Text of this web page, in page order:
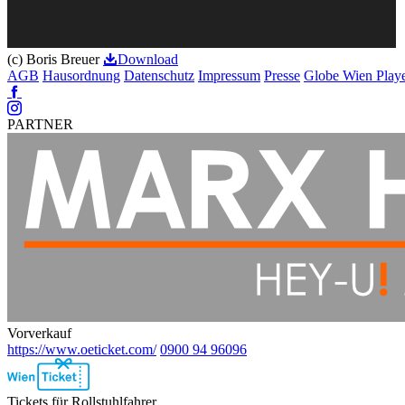
(c) Boris Breuer
Download
AGB Hausordnung Datenschutz Impressum Presse Globe Wien
Facebook
Instagram
PARTNER
Vorverkauf
https://www.oeticket.com/ 0900 94 96096
Ebene
2
Tickets für Rollstuhlfahrer